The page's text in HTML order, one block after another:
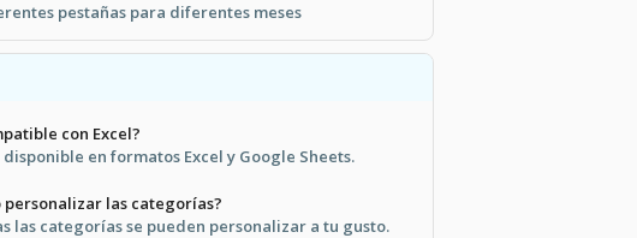
pestañas para diferentes meses
con Excel?
disponible en formatos Excel y Google Sheets.
personalizar las categorías?
las categorías se pueden personalizar a tu gusto.